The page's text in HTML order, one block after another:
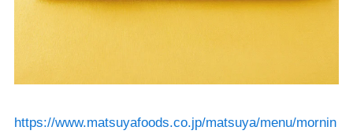
https://www.matsuyafoods.co.jp/matsuya/menu/mornin